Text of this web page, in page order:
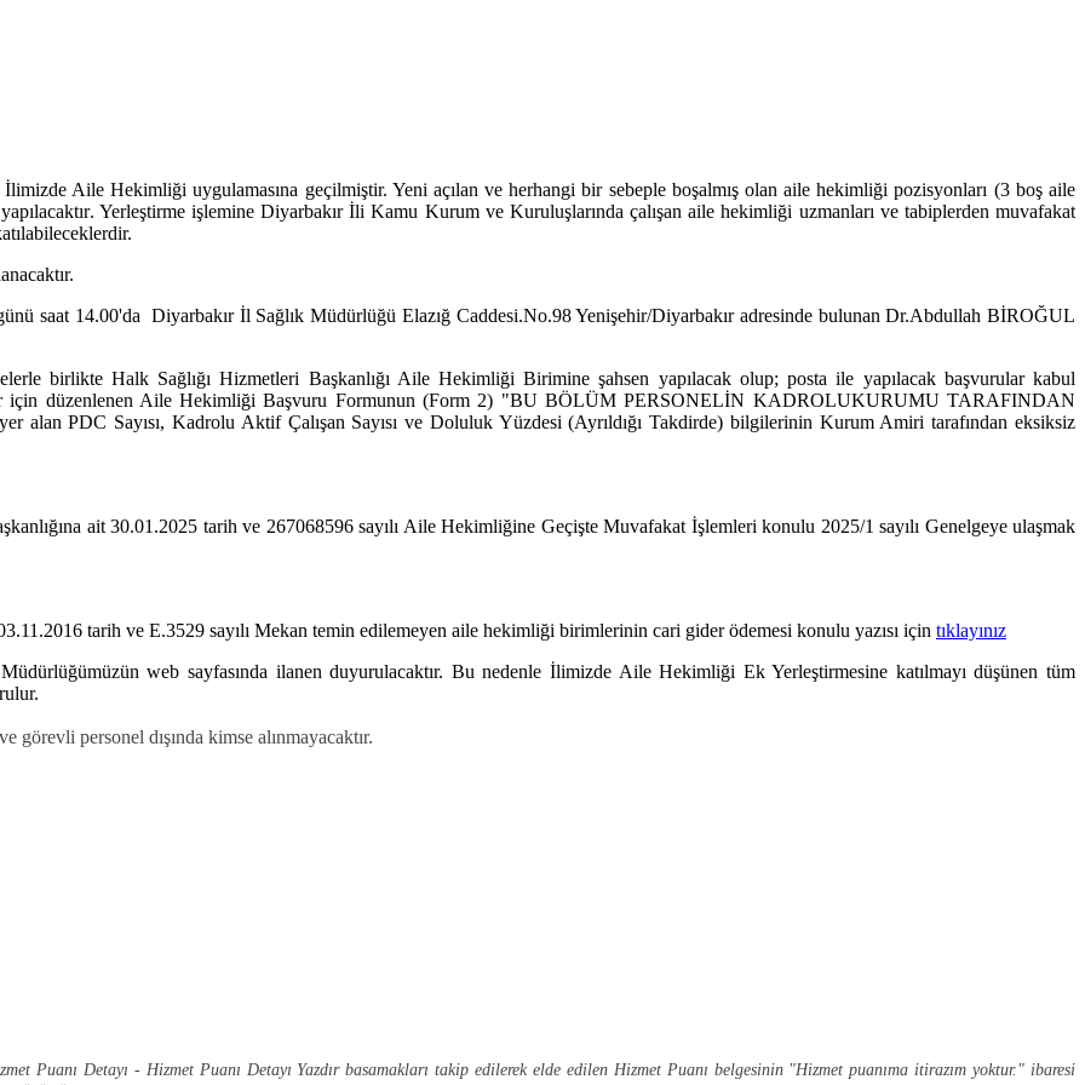
Aile Hekimliği uygulamasına geçilmiştir. Yeni açılan ve herhangi bir sebeple boşalmış olan aile hekimliği pozisyonları (3 boş aile
Yerleştirme işlemine Diyarbakır İli Kamu Kurum ve Kuruluşlarında çalışan aile hekimliği uzmanları ve tabiplerden muvafakat
saat 14.00'da Diyarbakır İl Sağlık Müdürlüğü Elazığ Caddesi.No.98 Yenişehir/Diyarbakır adresinde bulunan Dr.Abdullah BİROĞUL
birlikte Halk Sağlığı Hizmetleri Başkanlığı Aile Hekimliği Birimine şahsen yapılacak olup; posta ile yapılacak başvurular kabul
için düzenlenen Aile Hekimliği Başvuru Formunun (Form 2) "BU BÖLÜM PERSONELİN KADROLUKURUMU TARAFINDAN
PDC Sayısı, Kadrolu Aktif Çalışan Sayısı ve Doluluk Yüzdesi (Ayrıldığı Takdirde) bilgilerinin Kurum Amiri tarafından eksiksiz
ait 30.01.2025 tarih ve 267068596 sayılı Aile Hekimliğine Geçişte Muvafakat İşlemleri konulu 2025/1 sayılı Genelgeye ulaşmak
tarih ve E.3529 sayılı Mekan temin edilemeyen aile hekimliği birimlerinin cari gider ödemesi konulu yazısı için tıklayınız
web sayfasında ilanen duyurulacaktır. Bu nedenle İlimizde Aile Hekimliği Ek Yerleştirmesine katılmayı düşünen tüm
personel dışında kimse alınmayacaktır.
Puanı Detayı - Hizmet Puanı Detayı Yazdır basamakları takip edilerek elde edilen Hizmet Puanı belgesinin "Hizmet puanıma itirazım yoktur." ibaresi